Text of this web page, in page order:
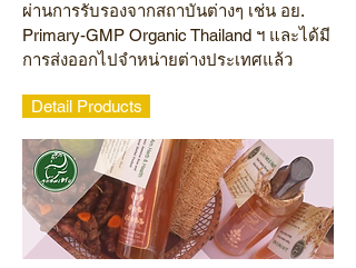
ผ่านการรับรองจากสถาบันต่างๆ เช่น อย.
Primary-GMP Organic Thailand ฯ และได้มี
การส่งออกไปจำหน่ายต่างประเทศแล้ว
Detail Products